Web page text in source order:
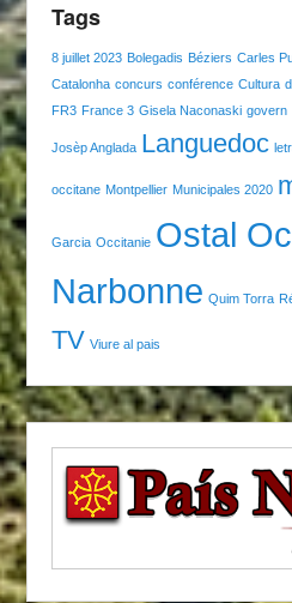
Tags
8 juillet 2023 Bolegadis Béziers Carles
Catalonha concurs conférence Cultura
FR3 France 3 Gisela Naconaski govern
Josèp Anglada Languedoc
occitane Montpellier Municipales 2020
Garcia Occitanie Ostal
Narbonne Quim Torra
TV Viure al pais